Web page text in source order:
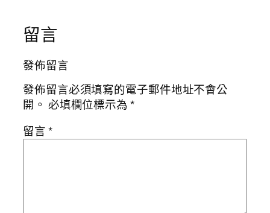
留言
發佈留言
發佈留言必須填寫的電子郵件地址不會公
開。 必填欄位標示為*
留言*